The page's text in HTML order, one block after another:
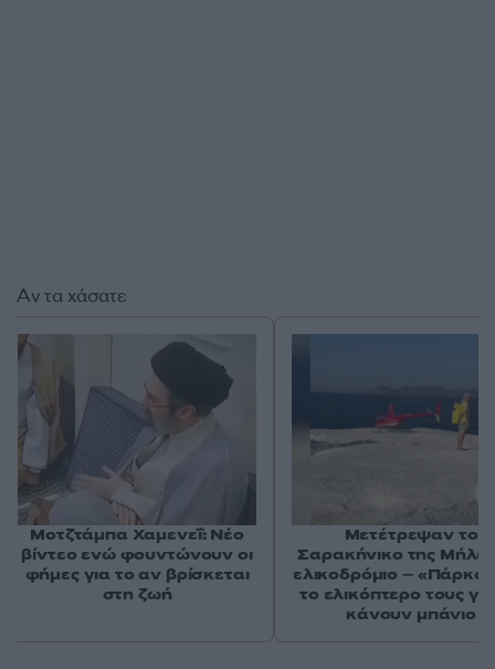
Αν τα χάσατε
Μοτζτάμπα Χαμενεΐ: Νέο
βίντεο ενώ φουντώνουν οι
φήμες για το αν βρίσκεται
στη ζωή
Μετέτρεψαν το
Σαρακήνικο της
ελικοδρόμιο –
το ελικόπτερο τους
κάνουν μπάνιο